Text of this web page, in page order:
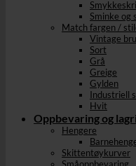
Sminke og
Match fargen /
Vintage
Sort
Grå
Greige
Gylden
Industriell
Hvit
Oppbevaring og
Hengere
Skittentøykurver